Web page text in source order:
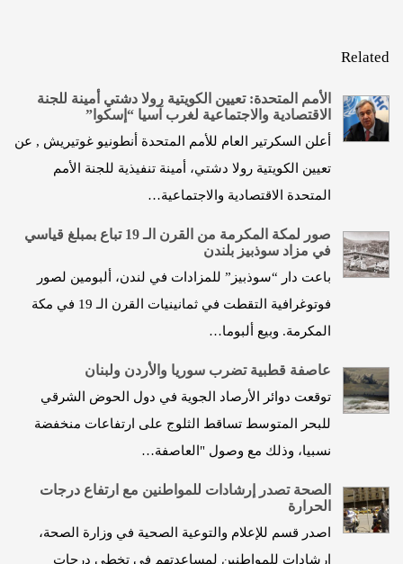
Related
الأمم المتحدة: تعيين الكويتية رولا دشتي أمينة للجنة
الاقتصادية والاجتماعية لغرب آسيا “إسكوا”
أعلن السكرتير العام للأمم المتحدة أنطونيو غوتيريش , عن
تعيين الكويتية رولا دشتي، أمينة تنفيذية للجنة الأمم
المتحدة الاقتصادية والاجتماعية…
صور لمكة المكرمة من القرن الـ 19 تباع بمبلغ قياسي
في مزاد سوذبيز بلندن
باعت دار “سوذبيز” للمزادات في لندن، ألبومين لصور
فوتوغرافية التقطت في ثمانينيات القرن الـ 19 في مكة
المكرمة. وبيع ألبوما…
عاصفة قطبية تضرب سوريا والأردن ولبنان
توقعت دوائر الأرصاد الجوية في دول الحوض الشرقي
للبحر المتوسط تساقط الثلوج على ارتفاعات منخفضة
نسبيا، وذلك مع وصول "العاصفة…
الصحة تصدر إرشادات للمواطنين مع ارتفاع درجات
الحرارة
اصدر قسم للإعلام والتوعية الصحية في وزارة الصحة،
ارشادات للمواطنين لمساعدتهم في تخطي درجات